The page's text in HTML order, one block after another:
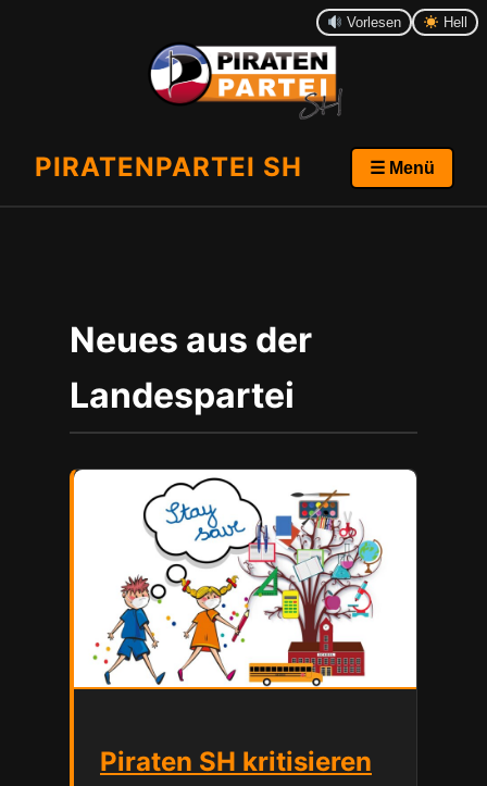
Vorlesen Hell
PIRATENPARTEI SH ☰ Menü
Neues aus der
Landespartei
Piraten SH kritisieren